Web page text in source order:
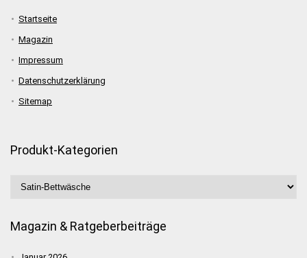
Startseite
Magazin
Impressum
Datenschutzerklärung
Sitemap
Produkt-Kategorien
Magazin & Ratgeberbeiträge